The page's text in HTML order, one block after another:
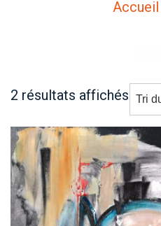
Accueil
2 résultats affichés Trié
du
plus
au
plus